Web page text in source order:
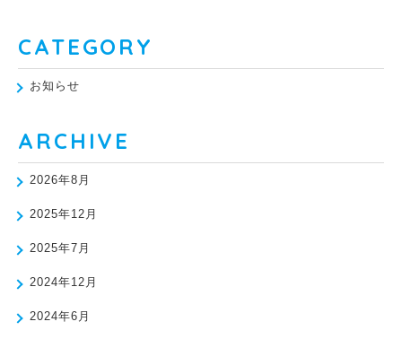
CATEGORY
お知らせ
ARCHIVE
2026年8月
2025年12月
2025年7月
2024年12月
2024年6月